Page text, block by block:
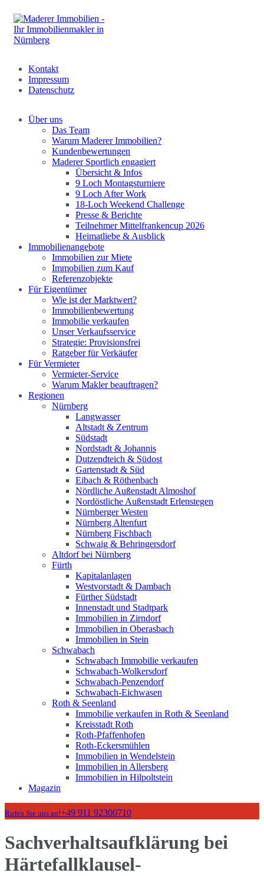
Kontakt
Impressum
Datenschutz
Über uns
Das Team
Warum Maderer Immobilien?
Kundenbewertungen
Maderer Sportlich engagiert
Übersicht & Infos
9 Loch Montagsturniere
9 Loch After Work
18-Loch Weekend Challenge
Presse & Berichte
Teilnehmer Mittelfrankencup 2026
Heimatliebe & Ausblick
Immobilienangebote
Immobilien zur Miete
Immobilien zum Kauf
Referenzobjekte
Für Eigentümer
Wie ist der Marktwert?
Immobilienbewertung
Immobilie verkaufen
Unser Verkaufsservice
Strategie: Provisionsfrei
Ratgeber für Verkäufer
Für Vermieter
Vermieter-Service
Warum Makler beauftragen?
Regionen
Nürnberg
Langwasser
Altstadt & Zentrum
Südstadt
Nordstadt & Johannis
Dutzendteich & Südost
Gartenstadt & Süd
Eibach & Röthenbach
Nördliche Außenstadt Almoshof
Nordöstliche Außenstadt Erlenstegen
Nürnberger Westen
Nürnberg Altenfurt
Nürnberg Fischbach
Schwaig & Behringersdorf
Altdorf bei Nürnberg
Fürth
Kapitalanlagen
Westvorstadt & Dambach
Fürther Südstadt
Innenstadt und Stadtpark
Immobilien in Zirndorf
Immobilien in Oberasbach
Immobilien in Stein
Schwabach
Schwabach Immobilie verkaufen
Schwabach-Wolkersdorf
Schwabach-Penzendorf
Schwabach-Eichwasen
Roth & Seenland
Immobilie verkaufen in Roth & Seenland
Kreisstadt Roth
Roth-Pfaffenhofen
Roth-Eckersmühlen
Immobilien in Wendelstein
Immobilien in Allersberg
Immobilien in Hilpoltstein
Magazin
Rufen Sie uns an!+49 911 92300710
Sachverhaltsaufklärung bei
Härtefallklausel-